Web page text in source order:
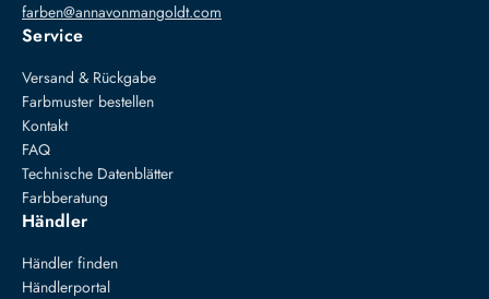
farben@annavonmangoldt.com
Service
Versand & Rückgabe
Farbmuster bestellen
Kontakt
FAQ
Technische Datenblätter
Farbberatung
Händler
Händler finden
Händlerportal